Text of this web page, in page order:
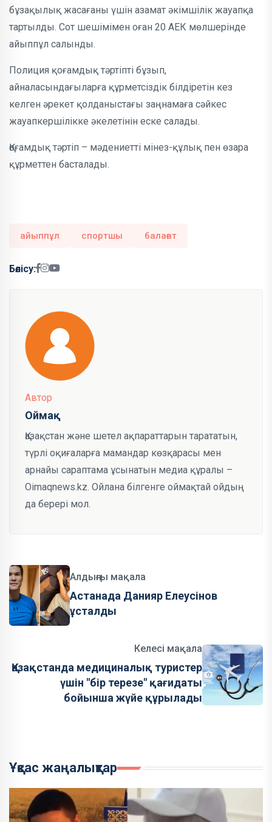
бұзақылық жасағаны үшін азамат әкімшілік жауапқа
тартылды. Сот шешімімен оған 20 АЕК мөлшерінде
айыппұл салынды.
Полиция қоғамдық тәртіпті бұзып,
айналасындағыларға құрметсіздік білдіретін кез
келген әрекет қолданыстағы заңнамаға сәйкес
жауапкершілікке әкелетінін еске салады.
Қоғамдық тәртіп – мәдениетті мінез-құлық пен өзара
құрметтен басталады.
айыппұл спортшы балағат
Бөлісу:
Автор
Оймақ
Қазақстан және шетел ақпараттарын тарататын,
түрлі оқиғаларға мамандар көзқарасы мен
арнайы сараптама ұсынатын медиа құралы –
Oimaqnews.kz. Ойлана білгенге оймақтай ойдың
да берері мол.
Алдыңғы мақала
Астанада Данияр Елеусінов
ұсталды
Келесі мақала
Қазақстанда медициналық туристер
үшін "бір терезе" қағидаты
бойынша жүйе құрылады
Ұқсас жаңалықтар